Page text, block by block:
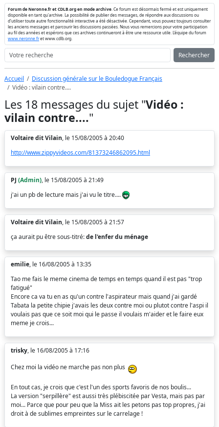
Forum de Neronne.fr et CDLB.org en mode archive . Ce forum est désormais fermé et est uniquement
disponible en tant qu'archive. La possibilité de publier des messages, de répondre aux discussions ou
d'utiliser toute autre fonctionnalité interactive a été désactivée. Cependant, vous pouvez toujours consulter
les anciens messages et parcourir les discussions passées. Nous vous remercions pour votre participation
au fil des années et espérons que ces archives continueront à être une ressource utile. L'équipe du forum
www.neronne.fret www.cdlb.org.
Rechercher
Accueil
Discussion générale sur le Bouledogue Français
Vidéo : vilain contre....
Les 18 messages du sujet "Vidéo :
vilain contre...."
Voltaire dit Vilain, le 15/08/2005 à 20:40
http://www.zippyvideos.com/81373246862095.html
PJ (Admin), le 15/08/2005 à 21:49
j'ai un pb de lecture mais j'ai vu le titre....
Voltaire dit Vilain, le 15/08/2005 à 21:57
ça aurait pu être sous-titré:de l'enfer du ménage
emilie, le 16/08/2005 à 13:35
Tao me fais le meme cinema de temps en temps quand il est pas "trop
fatigué"
Encore ca va tu en as qu'un contre l'aspirateur mais quand j'ai gardé
Tabata la petite chipie j'avais les deux contre moi ou plutot contre l'aspi il
voulais pas que ce soit moi qui le passe il voulais m'aider et le faire eux
meme je crois...
trisky, le 16/08/2005 à 17:16
Chez moi la vidéo ne marche pas non plus
En tout cas, je crois que c'est l'un des sports favoris de nos boulis...
La version "serpillère" est aussi très plébiscitée par Vesta, mais pas par
moi... Parce que pour peu que la Miss ait les petons pas top propres, j'ai
droit à de sublimes empreintes sur le carrelage !